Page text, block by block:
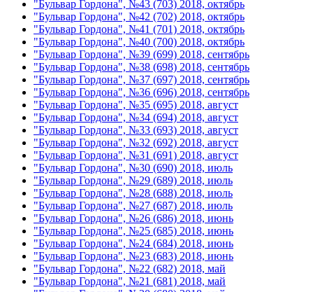
"Бульвар Гордона", №43 (703) 2018, октябрь
"Бульвар Гордона", №42 (702) 2018, октябрь
"Бульвар Гордона", №41 (701) 2018, октябрь
"Бульвар Гордона", №40 (700) 2018, октябрь
"Бульвар Гордона", №39 (699) 2018, сентябрь
"Бульвар Гордона", №38 (698) 2018, сентябрь
"Бульвар Гордона", №37 (697) 2018, сентябрь
"Бульвар Гордона", №36 (696) 2018, сентябрь
"Бульвар Гордона", №35 (695) 2018, август
"Бульвар Гордона", №34 (694) 2018, август
"Бульвар Гордона", №33 (693) 2018, август
"Бульвар Гордона", №32 (692) 2018, август
"Бульвар Гордона", №31 (691) 2018, август
"Бульвар Гордона", №30 (690) 2018, июль
"Бульвар Гордона", №29 (689) 2018, июль
"Бульвар Гордона", №28 (688) 2018, июль
"Бульвар Гордона", №27 (687) 2018, июль
"Бульвар Гордона", №26 (686) 2018, июнь
"Бульвар Гордона", №25 (685) 2018, июнь
"Бульвар Гордона", №24 (684) 2018, июнь
"Бульвар Гордона", №23 (683) 2018, июнь
"Бульвар Гордона", №22 (682) 2018, май
"Бульвар Гордона", №21 (681) 2018, май